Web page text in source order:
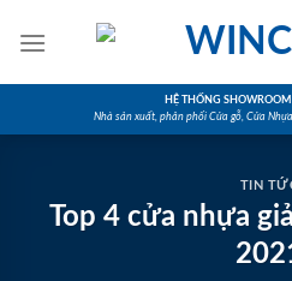
HỆ THỐNG
Nhà sản xuất, phân phối Cửa gỗ, Cửa
TIN
Top 4 cửa nhựa